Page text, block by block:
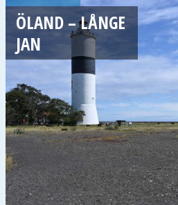
ÖLAND – LÅNGE
JAN